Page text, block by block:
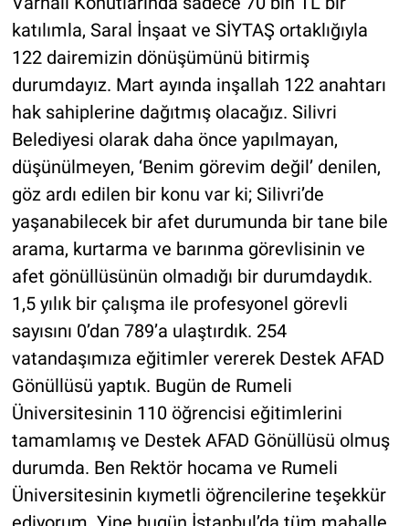
katılımla, Saral İnşaat ve SİYTAŞ ortaklığıyla
122 dairemizin dönüşümünü bitirmiş
durumdayız. Mart ayında inşallah 122 anahtarı
hak sahiplerine dağıtmış olacağız. Silivri
Belediyesi olarak daha önce yapılmayan,
düşünülmeyen, ‘Benim görevim değil’ denilen,
göz ardı edilen bir konu var ki; Silivri’de
yaşanabilecek bir afet durumunda bir tane bile
arama, kurtarma ve barınma görevlisinin ve
afet gönüllüsünün olmadığı bir durumdaydık.
1,5 yılık bir çalışma ile profesyonel görevli
sayısını 0’dan 789’a ulaştırdık. 254
vatandaşımıza eğitimler vererek Destek AFAD
Gönüllüsü yaptık. Bugün de Rumeli
Üniversitesinin 110 öğrencisi eğitimlerini
tamamlamış ve Destek AFAD Gönüllüsü olmuş
durumda. Ben Rektör hocama ve Rumeli
Üniversitesinin kıymetli öğrencilerine teşekkür